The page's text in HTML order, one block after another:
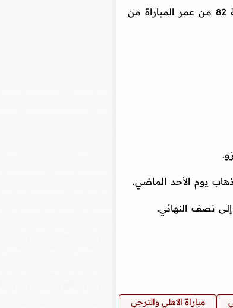
وتمكن مروان عاشور من تسجيل هدف تعادل الأهلي الثاني في الدقيقة 82 من عمر المباراة من
يوم الأحد الماضي.
نصف النهائي.
مباراة الاهلي والترجي